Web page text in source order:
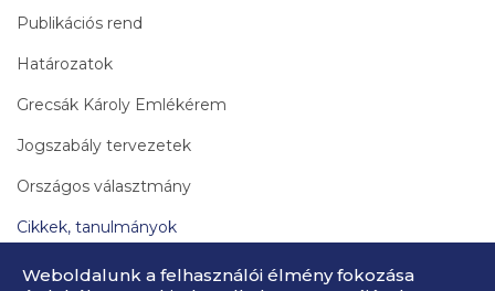
Publikációs rend
Határozatok
Grecsák Károly Emlékérem
Jogszabály tervezetek
Országos választmány
Cikkek, tanulmányok
Bírák Lapja Archívum
Weboldalunk a felhasználói élmény fokozása